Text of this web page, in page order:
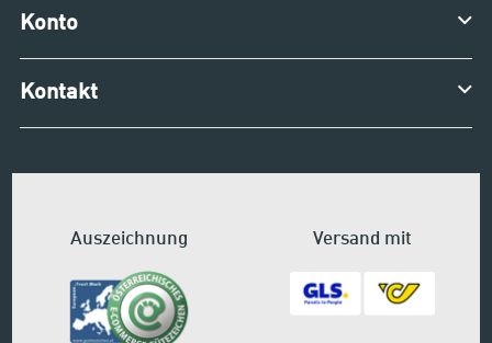
Konto
Kontakt
Auszeichnung Versand mit